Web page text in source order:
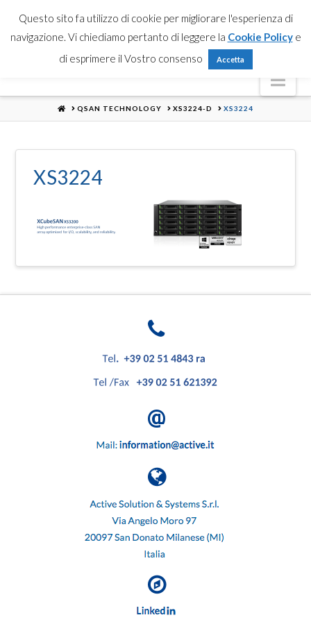
HOMEQSAN TECHNOLOGY XS3224-D XS3224
XS3224
Questo sito fa utilizzo di cookie per migliorare l'esperienza di
navigazione. Vi chiediamo pertanto di leggere la Cookie Policye
di esprimere il Vostro consenso
Accetta